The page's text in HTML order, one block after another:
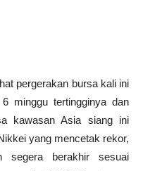
pergerakan bursa kali ini
minggu tertingginya dan
kawasan Asia siang ini
yang mencetak rekor,
segera berakhir sesuai